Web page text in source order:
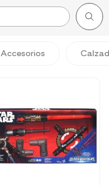
Accesorios